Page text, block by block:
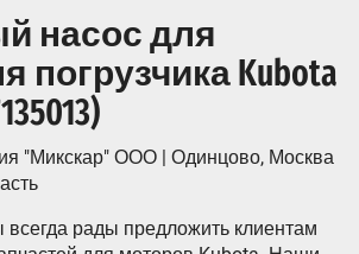
насос для
погрузчика Kubota
"Микскар" ООО | Одинцово, Москва
рады предложить клиентам